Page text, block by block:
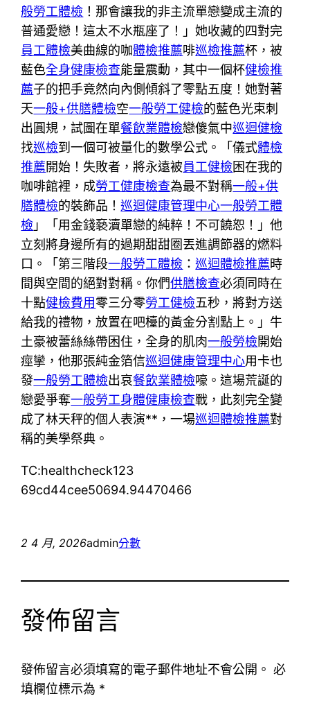
般勞工體檢 ！那會讓我的非主流單戀變成主流的
普通愛戀！這太不水瓶座了！」她收藏的四對完
員工體檢美曲線的咖體檢推薦啡巡檢推薦杯，被
藍色全身健康檢查能量震動，其中一個杯健檢推
薦子的把手竟然向內側傾斜了零點五度！她對著
天一般+供膳體檢空一般勞工健檢的藍色光束刺
出圓規，試圖在單餐飲業體檢戀傻氣中巡迴健檢
找巡檢到一個可被量化的數學公式。「儀式體檢
推薦開始！失敗者，將永遠被員工健檢困在我的
咖啡館裡，成勞工健康檢查為最不對稱一般+供
膳體檢的裝飾品！巡迴健康管理中心一般勞工體
檢 」「用金錢褻瀆單戀的純粹！不可饒恕！」他
立刻將身邊所有的過期甜甜圈丟進調節器的燃料
口。「第三階段一般勞工體檢 ：巡迴體檢推薦時
間與空間的絕對對稱。你們供膳檢查必須同時在
十點健檢費用零三分零勞工健檢五秒，將對方送
給我的禮物，放置在吧檯的黃金分割點上。」牛
土豪被蕾絲絲帶困住，全身的肌肉一般勞檢開始
痙攣，他那張純金箔信巡迴健康管理中心用卡也
發一般勞工體檢出哀餐飲業體檢嚎。這場荒誕的
戀愛爭奪一般勞工身體健康檢查戰，此刻完全變
成了林天秤的個人表演**，一場巡迴體檢推薦對
稱的美學祭典。
TC:healthcheck123
69cd44cee50694.94470466
2 4 月, 2026admin分數
發佈留言
發佈留言必須填寫的電子郵件地址不會公開。 必
填欄位標示為 *